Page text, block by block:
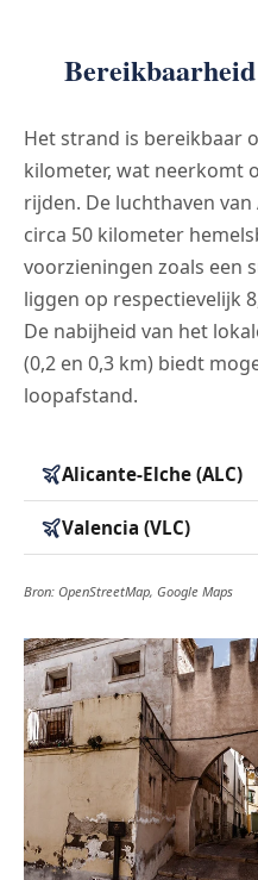
Het strand is bereikbaar
kilometer, wat neerkomt
rijden. De luchthaven
circa 50 kilometer
voorzieningen zoals een
liggen op respectievelijk
De nabijheid van het
(0,2 en 0,3 km) biedt
loopafstand.
Alicante-Elche (ALC)
Valencia (VLC)
Bron: OpenStreetMap, Google Maps